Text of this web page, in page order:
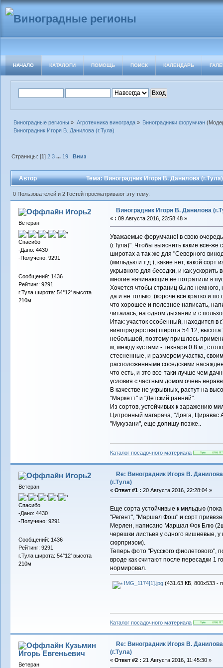
НАЧАЛО КАТАЛОГИ ПОМОЩЬ ПОИСК КАЛЕНДАРЬ
Виноградные регионы » Агротехника винограда» Виноградники форумчан
Виноградник Игоря В. Данилова (г.Тула)
Страницы: [1]2 3 ... 19 Вниз
Автор Тема: Виноградник Игоря В. Данилова
0 Пользователей и 2 Гостей просматривают эту тему.
Игорь2
Ветеран
Спасибо
-Дано: 4430
-Получено: 9291
Сообщений: 1436
Рейтинг: 9291
г.Тула широта: 54°12' высота
210м
Виноградник Игоря В. Данилова
« : 09 Августа 2016, 23:58:48 »
Уважаемые форумчане! в свою
(г.Тула)". Чтобы выяснить какие все-
широтах а так-же для "Северного
(мильдью и т.д.), какие нет, какой сорт
укрывного для беседки, и как
многие начинающие не потратили в
Хочется чтобы страниц было
да и не только. (короче все кратко и
что хорошее и полезное написать,
читалась, на одном дыхании и с
Итак: участок особенный, находится
виноградарства) широта 54.12,
небольшой, поэтому пришлось
м; между кустами - технари 0.8 м.;
стесненные, и размером участка,
расположенными соседскими
что есть, и это все-таки лучше чем
условия с частным домом очень
В качестве не укрывных, растут на
"Маркетт" и "Детский ранний".
Из сортов, устойчивых к заражению
Цитронный магарача, "Довга, Циравас
"Мукузани", еще допишу позже..
Каталог посадочного материала
Игорь2
Ветеран
Спасибо
-Дано: 4430
-Получено: 9291
Сообщений: 1436
Рейтинг: 9291
г.Тула широта: 54°12' высота
210м
Re: Виноградник Игоря В. Данилова
(г.Тула)
« Ответ #1 : 20 Августа 2016, 22:28:04 »
Еще сорта устойчивые к мильдью
"Регент", "Маршал Фош" и сорт
Мерлен, написано Маршал Фок Блю
черешки листьев у одного вишневые,
сюрпризом).
Теперь фото "Русского
вроде как считают после пересадки 1
нормировал.
IMG_1174[1].jpg(431.63 КБ, 800x533 -
Каталог посадочного материала
Кузьмин
Игорь Евгеньевич
Ветеран
Re: Виноградник Игоря В. Данилова
(г.Тула)
« Ответ #2 : 21 Августа 2016, 11:45:30 »